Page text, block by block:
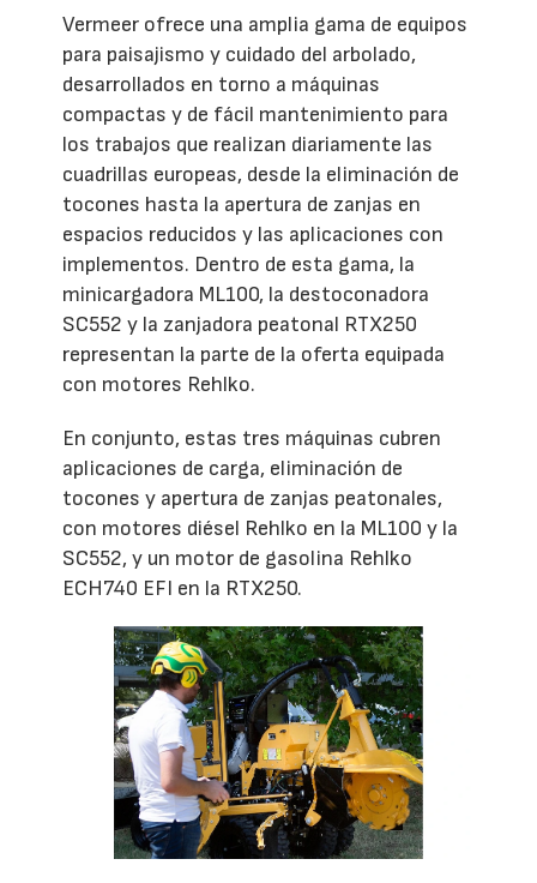
Vermeer ofrece una amplia gama de equipos
para paisajismo y cuidado del arbolado,
desarrollados en torno a máquinas
compactas y de fácil mantenimiento para
los trabajos que realizan diariamente las
cuadrillas europeas, desde la eliminación de
tocones hasta la apertura de zanjas en
espacios reducidos y las aplicaciones con
implementos. Dentro de esta gama, la
minicargadora ML100, la destoconadora
SC552 y la zanjadora peatonal RTX250
representan la parte de la oferta equipada
con motores Rehlko.
En conjunto, estas tres máquinas cubren
aplicaciones de carga, eliminación de
tocones y apertura de zanjas peatonales,
con motores diésel Rehlko en la ML100 y la
SC552, y un motor de gasolina Rehlko
ECH740 EFI en la RTX250.